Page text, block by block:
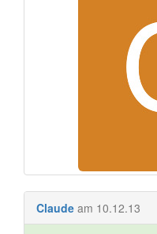
Claude am 10.12.13